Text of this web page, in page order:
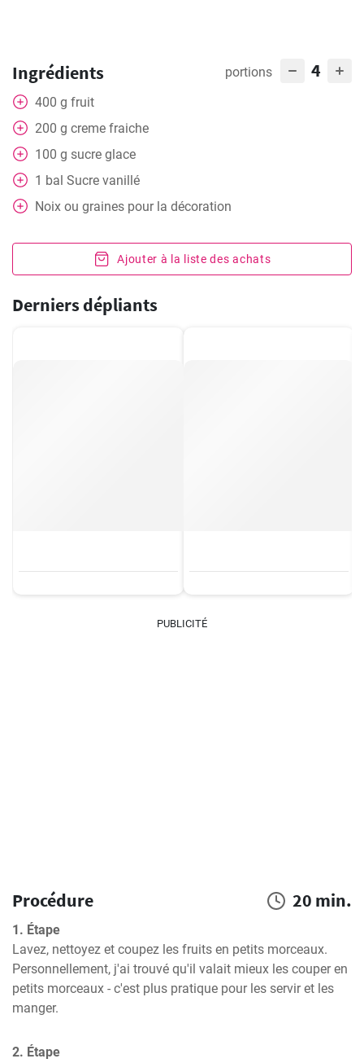
Ingrédients portions 4
400 g fruit
200 g creme fraiche
100 g sucre glace
1 bal Sucre vanillé
Noix ou graines pour la décoration
Ajouter à la liste des achats
Derniers dépliants
PUBLICITÉ
Procédure 20 min.
1. Étape
Lavez, nettoyez et coupez les fruits en petits morceaux.
Personnellement, j'ai trouvé qu'il valait mieux les couper en
petits morceaux - c'est plus pratique pour les servir et les
manger.
2. Étape